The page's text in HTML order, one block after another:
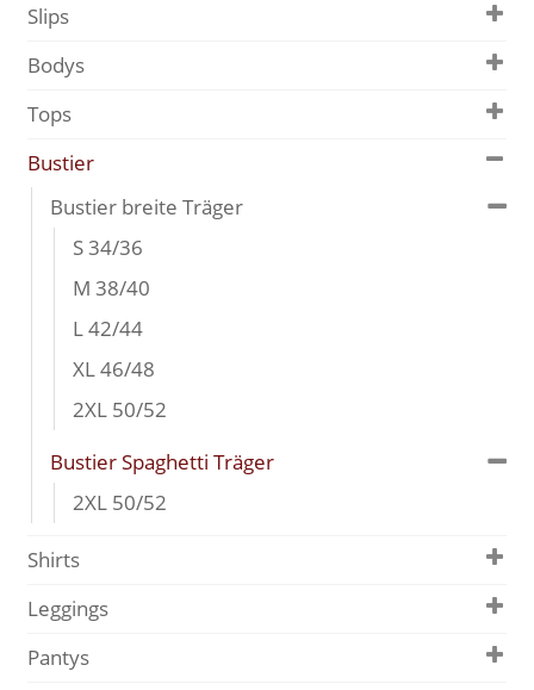
Slips
Bodys
Tops
Bustier
Bustier breite Träger
S 34/36
M 38/40
L 42/44
XL 46/48
2XL 50/52
Bustier Spaghetti Träger
2XL 50/52
Shirts
Leggings
Pantys